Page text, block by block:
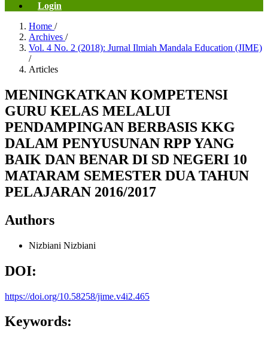
Login
Home /
Archives /
Vol. 4 No. 2 (2018): Jurnal Ilmiah Mandala Education (JIME)
/
Articles
MENINGKATKAN KOMPETENSI
GURU KELAS MELALUI
PENDAMPINGAN BERBASIS KKG
DALAM PENYUSUNAN RPP YANG
BAIK DAN BENAR DI SD NEGERI 10
MATARAM SEMESTER DUA TAHUN
PELAJARAN 2016/2017
Authors
Nizbiani Nizbiani
DOI:
https://doi.org/10.58258/jime.v4i2.465
Keywords: